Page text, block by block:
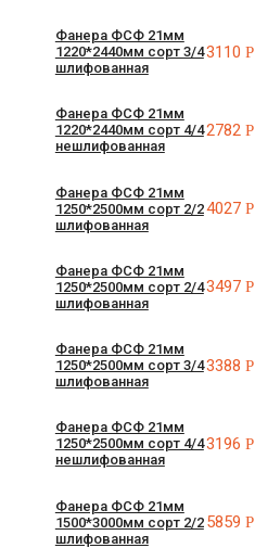
Фанера ФСФ 21мм
1220*2440мм сорт 3/4
шлифованная
3110Р
Фанера ФСФ 21мм
1220*2440мм сорт 4/4
нешлифованная
2782Р
Фанера ФСФ 21мм
1250*2500мм сорт 2/2
шлифованная
4027Р
Фанера ФСФ 21мм
1250*2500мм сорт 2/4
шлифованная
3497Р
Фанера ФСФ 21мм
1250*2500мм сорт 3/4
шлифованная
3388Р
Фанера ФСФ 21мм
1250*2500мм сорт 4/4
нешлифованная
3196Р
Фанера ФСФ 21мм
1500*3000мм сорт 2/2
шлифованная
5859Р